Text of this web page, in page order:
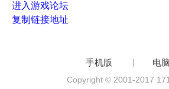
进入游戏论坛
复制链接地址
手机版 | 电
Copyright © 2001-2017